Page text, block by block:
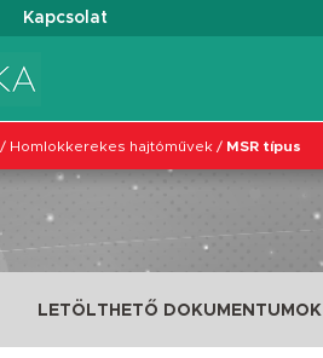
Kapcsolat
/ Homlokkerekes hajtóművek / MSR típus
LETÖLTHETŐ DOKUMENTUMOK